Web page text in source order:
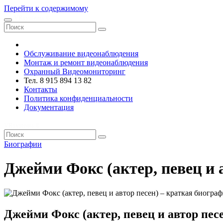
Перейти к содержимому
Обслуживание видеонаблюдения
Монтаж и ремонт видеонаблюдения
Охранный Видеомониторинг
Тел. 8 915 894 13 82
Контакты
Политика конфиденциальности
Документация
Биографии
Джейми Фокс (актер, певец и
Джейми Фокс (актер, певец и автор